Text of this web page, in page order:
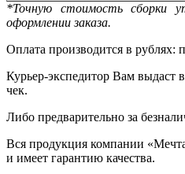
*Точную стоимость сборки
оформлении заказа.
Оплата производится в рублях:
Курьер-экспедитор Вам выдаст
чек.
Либо предварительно за
Вся продукция компании
и имеет гарантию качества.